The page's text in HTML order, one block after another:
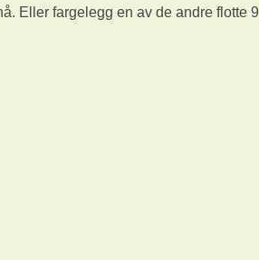
Eller fargelegg en av de andre flotte 9